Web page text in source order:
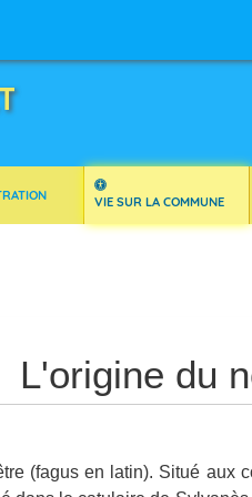
VIE SUR LA COMMUNE
L'origine du
(fagus en latin). Situé aux